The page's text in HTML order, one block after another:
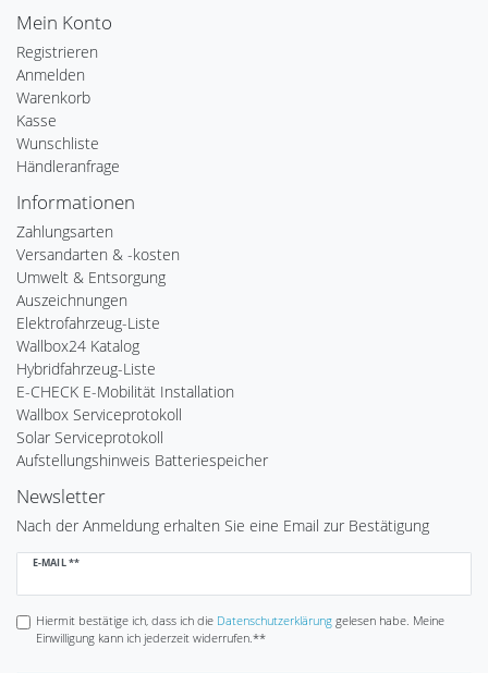
Mein Konto
Registrieren
Anmelden
Warenkorb
Kasse
Wunschliste
Händleranfrage
Informationen
Zahlungsarten
Versandarten & -kosten
Umwelt & Entsorgung
Auszeichnungen
Elektrofahrzeug-Liste
Wallbox24 Katalog
Hybridfahrzeug-Liste
E-CHECK E-Mobilität Installation
Wallbox Serviceprotokoll
Solar Serviceprotokoll
Aufstellungshinweis Batteriespeicher
Newsletter
Nach der Anmeldung erhalten Sie eine Email zur Bestätigung
E-MAIL **
Newsletter
Hiermit bestätige ich, dass ich die Daten­schutz­erklärunggelesen habe. Meine
Einwilligung kann ich jederzeit widerrufen.**